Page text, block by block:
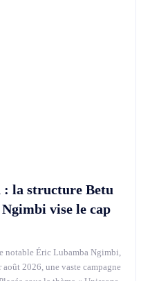
: la structure Betu
vise le cap
notable Éric Lubamba Ngimbi,
2026, une vaste campagne